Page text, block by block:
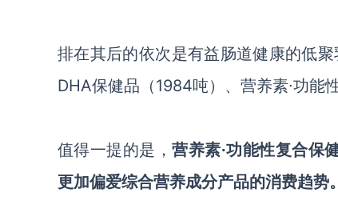
排在其后的依次是有益肠道健康的低聚
DHA保健品（1984吨）、营养素∙功能
值得一提的是，营养素∙功能性复合保
更加偏爱综合营养成分产品的消费趋势。